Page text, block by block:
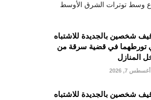
وسط توترات الشرق الأوسط
شخصين بالجديدة للاشتباه
تورطهما في قضية سرقة من
المنازل
أغسطس 7, 2026
شخصين بالجديدة للاشتباه